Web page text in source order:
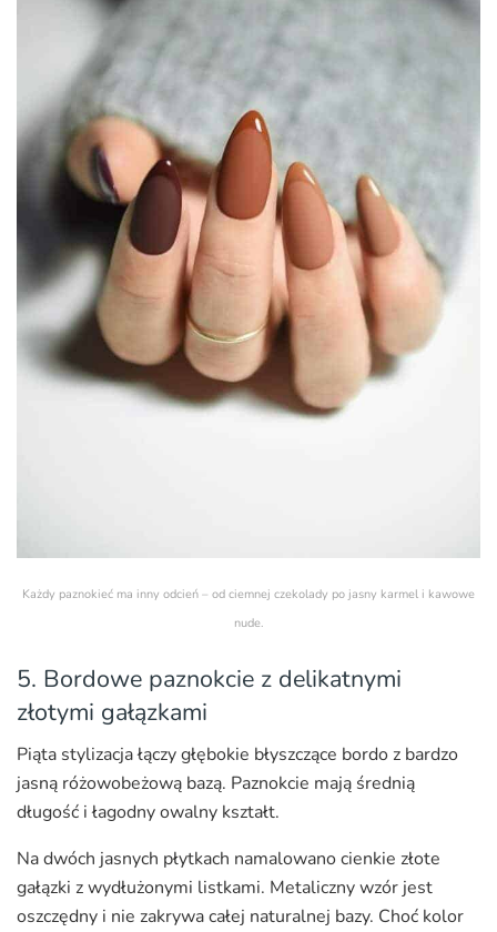
Każdy paznokieć ma inny odcień – od ciemnej czekolady po jasny karmel i kawowe
nude.
5. Bordowe paznokcie z delikatnymi
złotymi gałązkami
Piąta stylizacja łączy głębokie błyszczące bordo z bardzo
jasną różowobeżową bazą. Paznokcie mają średnią
długość i łagodny owalny kształt.
Na dwóch jasnych płytkach namalowano cienkie złote
gałązki z wydłużonymi listkami. Metaliczny wzór jest
oszczędny i nie zakrywa całej naturalnej bazy. Choć kolor